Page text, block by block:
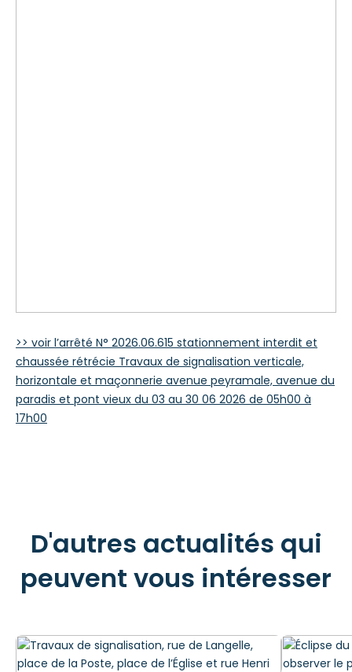
>> voir l’arrêté N° 2026.06.615 stationnement interdit et
chaussée rétrécie Travaux de signalisation verticale,
horizontale et maçonnerie avenue peyramale, avenue du
paradis et pont vieux du 03 au 30 06 2026 de 05h00 à
17h00
D'autres actualités qui
peuvent vous intéresser